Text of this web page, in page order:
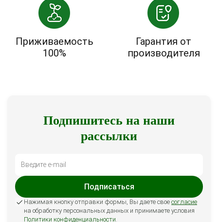
Приживаемость
100%
Гарантия от
производителя
Подпишитесь на наши
рассылки
Подписаться
Нажимая кнопку отправки формы, Вы даете свое согласие
на обработку персональных данных и принимаете условия
Политики конфиденциальности.